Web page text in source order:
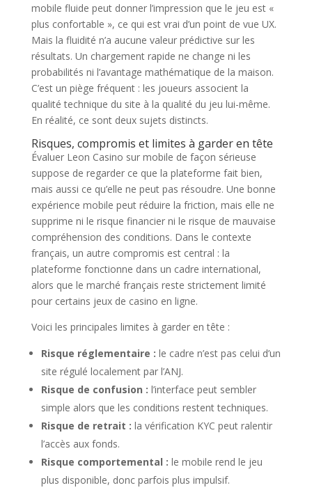
mobile fluide peut donner l’impression que le jeu est «
plus confortable », ce qui est vrai d’un point de vue UX.
Mais la fluidité n’a aucune valeur prédictive sur les
résultats. Un chargement rapide ne change ni les
probabilités ni l’avantage mathématique de la maison.
C’est un piège fréquent : les joueurs associent la
qualité technique du site à la qualité du jeu lui-même.
En réalité, ce sont deux sujets distincts.
Risques, compromis et limites à garder en tête
Évaluer Leon Casino sur mobile de façon sérieuse
suppose de regarder ce que la plateforme fait bien,
mais aussi ce qu’elle ne peut pas résoudre. Une bonne
expérience mobile peut réduire la friction, mais elle ne
supprime ni le risque financier ni le risque de mauvaise
compréhension des conditions. Dans le contexte
français, un autre compromis est central : la
plateforme fonctionne dans un cadre international,
alors que le marché français reste strictement limité
pour certains jeux de casino en ligne.
Voici les principales limites à garder en tête :
Risque réglementaire : le cadre n’est pas celui d’un
site régulé localement par l’ANJ.
Risque de confusion : l’interface peut sembler
simple alors que les conditions restent techniques.
Risque de retrait : la vérification KYC peut ralentir
l’accès aux fonds.
Risque comportemental : le mobile rend le jeu
plus disponible, donc parfois plus impulsif.